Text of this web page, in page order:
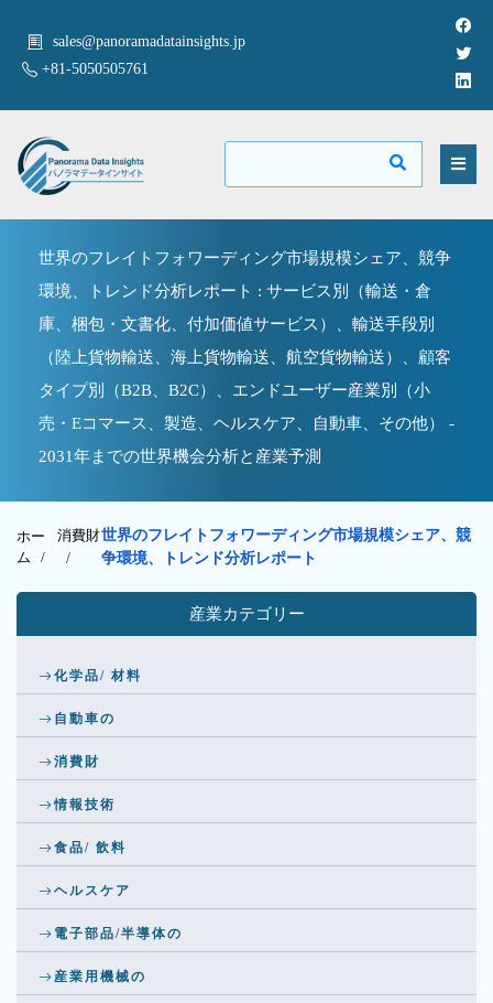
sales@panoramadatainsights.jp
+81-5050505761
世界のフレイトフォワーディング市場規模シェア、競争
環境、トレンド分析レポート : サービス別（輸送・倉
庫、梱包・文書化、付加価値サービス）、輸送手段別
（陸上貨物輸送、海上貨物輸送、航空貨物輸送）、顧客
タイプ別（B2B、B2C）、エンドユーザー産業別（小
売・Eコマース、製造、ヘルスケア、自動車、その他） -
2031年までの世界機会分析と産業予測
ホー
ム /
消費財
/
世界のフレイトフォワーディング市場規模シェア、競
争環境、トレンド分析レポート
産業カテゴリー
化学品/ 材料
自動車の
消費財
情報技術
食品/ 飲料
ヘルスケア
電子部品/半導体の
産業用機械の